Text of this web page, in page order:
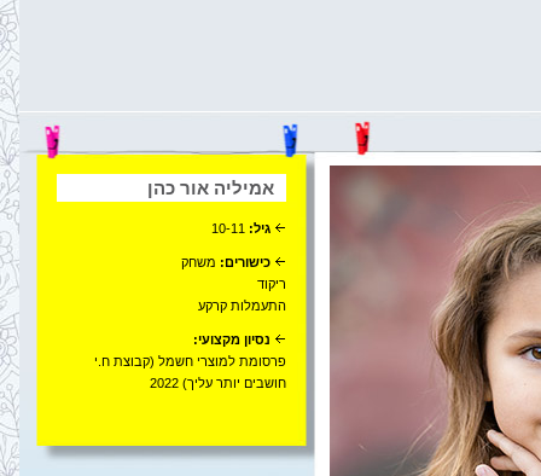
אמיליה אור כהן
גיל: 10-11
כישורים: משחק
ריקוד
התעמלות קרקע
נסיון מקצועי:
פרסומת למוצרי חשמל (קבוצת ח.י
חושבים יותר עליך) 2022